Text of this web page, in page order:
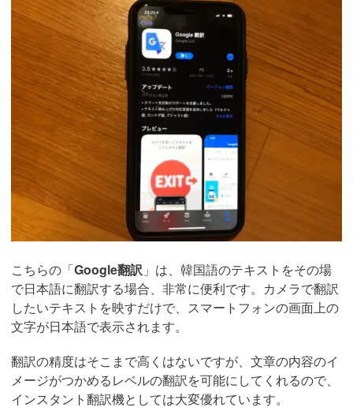
こちらの「Google翻訳 」は、韓国語のテキストをその場
で日本語に翻訳する場合、非常に便利です。カメラで翻訳
したいテキストを映すだけで、スマートフォンの画面上の
文字が日本語で表示されます。
翻訳の精度はそこまで高くはないですが、文章の内容のイ
メージがつかめるレベルの翻訳を可能にしてくれるので、
インスタント翻訳機としては大変優れています。